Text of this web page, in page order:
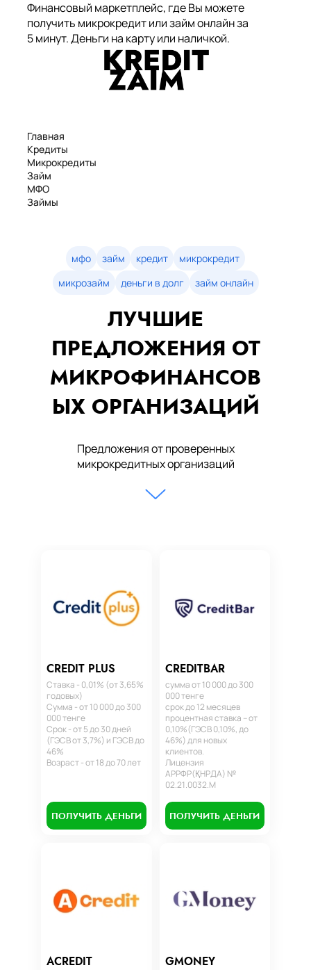
Финансовый маркетплейс, где Вы можете
получить микрокредит или займ онлайн за
5 минут. Деньги на карту или наличкой.
Главная
Кредиты
Микрокредиты
Займ
МФО
Займы
Займы онлайн
Денежные кредиты
мфо займ кредит
микрокредит
микрозайм
деньги в долг займ онлайн
ЛУЧШИЕ
ПРЕДЛОЖЕНИЯ ОТ
МИКРОФИНАНСОВ
ЫХ ОРГАНИЗАЦИЙ
Предложения от проверенных
микрокредитных организаций
CREDIT PLUS
Ставка - 0,01% (от 3,65%
годовых)
Сумма - от 10 000 до 300
000 тенге
Срок - от 5 до 30 дней
(ГЭСВ от 3,7%) и ГЭСВ до
46%
Возраст - от 18 до 70 лет
ПОЛУЧИТЬ ДЕНЬГИ
CREDITBAR
сумма от 10 000 до 300
000 тенге
срок до 12 месяцев
процентная ставка – от
0,10%(ГЭСВ 0,10%, до
46%) для новых
клиентов.
Лицензия
АРРФР(ҚНРДА) №
02.21.0032.М
ПОЛУЧИТЬ ДЕНЬГИ
ACREDIT GMONEY